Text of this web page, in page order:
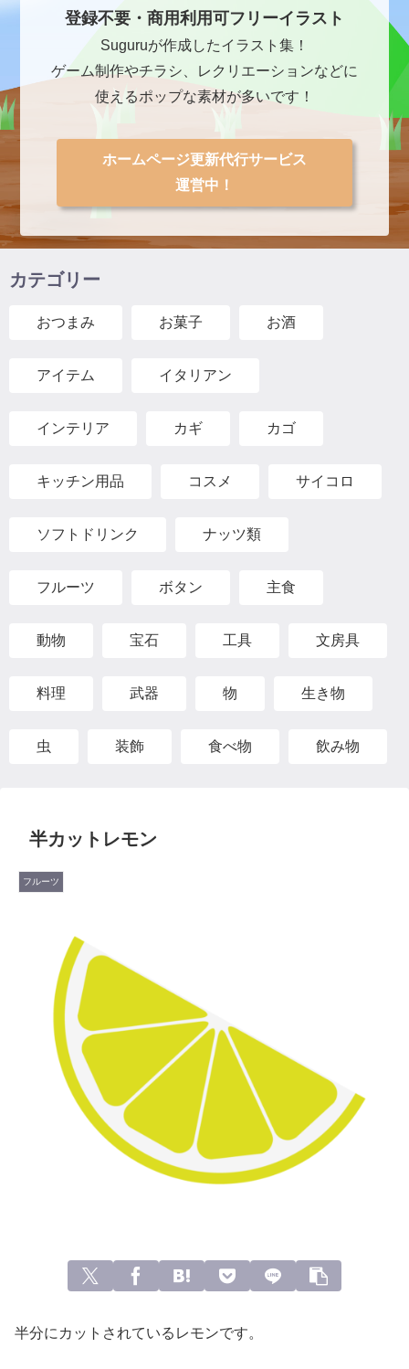
登録不要・商用利用可フリーイラスト
Suguruが作成したイラスト集！
ゲーム制作やチラシ、レクリエーションなどに
使えるポップな素材が多いです！
ホームページ更新代行サービス
運営中！
カテゴリー
おつまみ お菓子 お酒
アイテム イタリアン
インテリア カギ カゴ
キッチン用品 コスメ サイコロ
ソフトドリンク ナッツ類
フルーツ ボタン 主食
動物 宝石 工具 文房具
料理 武器 物 生き物
虫 装飾 食べ物 飲み物
半カットレモン
フルーツ
半分にカットされているレモンです。